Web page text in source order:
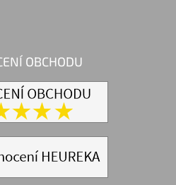
OBCHODU